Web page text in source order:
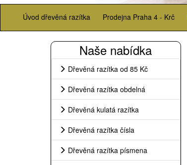
Úvod dřevěná razítka Prodejna Praha 4 - Krč
Naše nabídka
Dřevěná razítka od 85 Kč
Dřevěná razítka obdelná
Dřevěná kulatá razítka
Dřevěná razítka čísla
Dřevěná razítka písmena